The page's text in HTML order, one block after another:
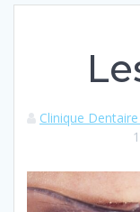
Clinique